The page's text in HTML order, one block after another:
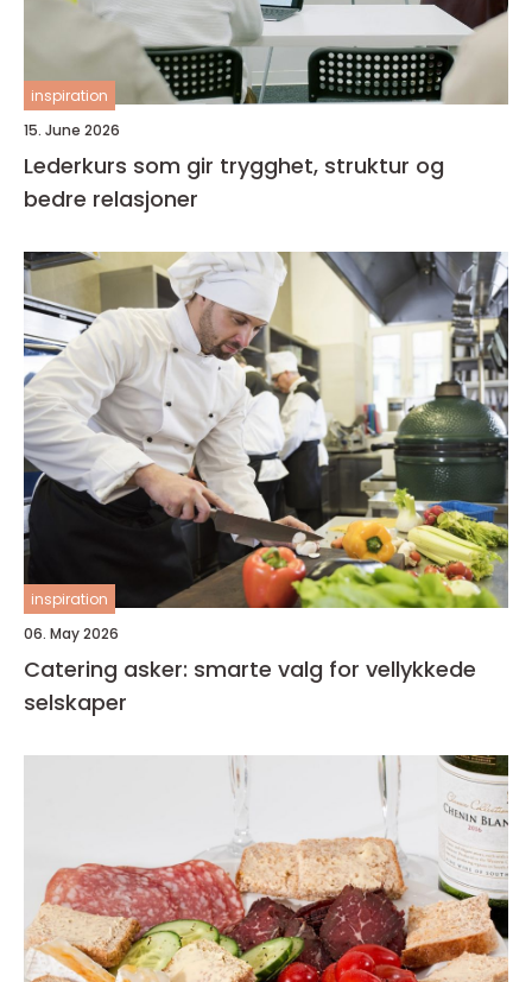
inspiration
15. June 2026
Lederkurs som gir trygghet, struktur og
bedre relasjoner
inspiration
06. May 2026
Catering asker: smarte valg for vellykkede
selskaper